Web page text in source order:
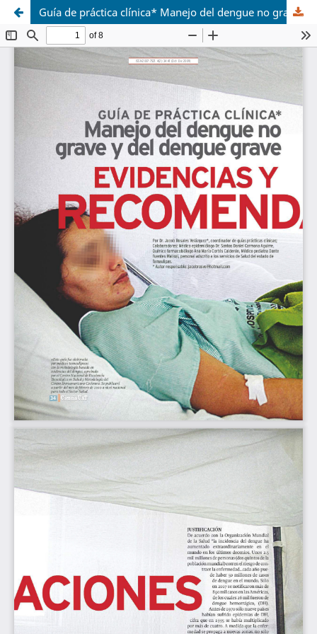
Guía de práctica clínica* Manejo del dengue no grave y del dengue grave Evidencias y recomendaciones